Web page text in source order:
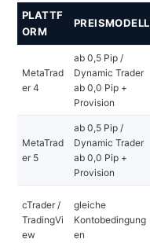
PLATTF
ORM
PREISMODELL
MetaTrad
er 4
ab 0,5 Pip /
Dynamic Trader
ab 0,0 Pip +
Provision
MetaTrad
er 5
ab 0,5 Pip /
Dynamic Trader
ab 0,0 Pip +
Provision
cTrader /
TradingVi
ew
gleiche
Kontobedingung
en